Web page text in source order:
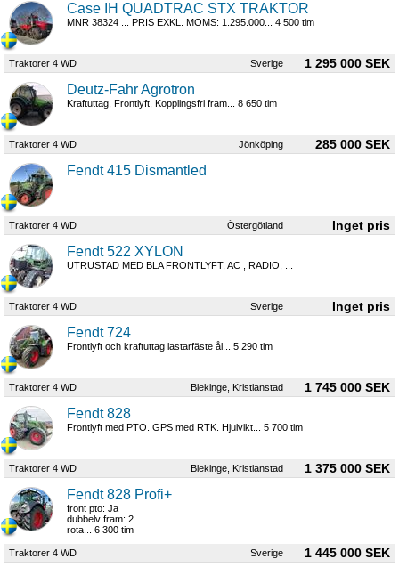
Case IH QUADTRAC STX TRAKTOR
MNR 38324 ... PRIS EXKL. MOMS: 1.295.000... 4 500 tim
Traktorer 4 WD Sverige 1 295 000 SEK
Deutz-Fahr Agrotron
Kraftuttag, Frontlyft, Kopplingsfri fram... 8 650 tim
Traktorer 4 WD Jönköping 285 000 SEK
Fendt 415 Dismantled
Traktorer 4 WD Östergötland
Fendt 522 XYLON
UTRUSTAD MED BLA FRONTLYFT, AC , RADIO, ...
Traktorer 4 WD Sverige
Fendt 724
Frontlyft och kraftuttag lastarfäste ål... 5 290 tim
Traktorer 4 WD Blekinge, Kristianstad 1 745 000 SEK
Fendt 828
Frontlyft med PTO. GPS med RTK. Hjulvikt... 5 700 tim
Traktorer 4 WD Blekinge, Kristianstad 1 375 000 SEK
Fendt 828 Profi+
front pto: Ja
dubbelv fram: 2
rota... 6 300 tim
Traktorer 4 WD Sverige 1 445 000 SEK